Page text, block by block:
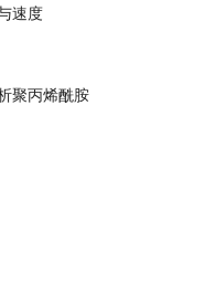
速度
聚丙烯酰胺